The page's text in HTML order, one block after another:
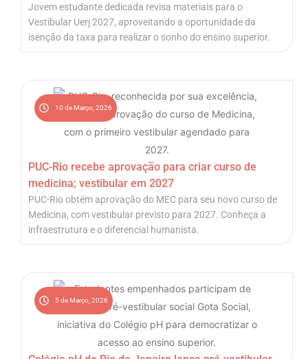
Jovem estudante dedicada revisa materiais para o
Vestibular Uerj 2027, aproveitando a oportunidade da
isenção da taxa para realizar o sonho do ensino superior.
10 de Março, 2026
PUC-Rio recebe aprovação para criar curso de
medicina; vestibular em 2027
PUC-Rio obtém aprovação do MEC para seu novo curso de
Medicina, com vestibular previsto para 2027. Conheça a
infraestrutura e o diferencial humanista.
5 de Março, 2026